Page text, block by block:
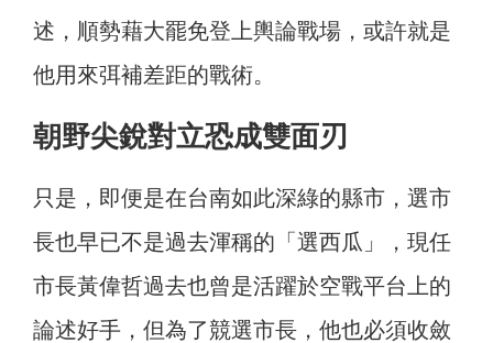
述，順勢藉大罷免登上輿論戰場，或許就是
他用來弭補差距的戰術。
朝野尖銳對立恐成雙面刃
只是，即便是在台南如此深綠的縣市，選市
長也早已不是過去渾稱的「選西瓜」，現任
市長黃偉哲過去也曾是活躍於空戰平台上的
論述好手，但為了競選市長，他也必須收斂